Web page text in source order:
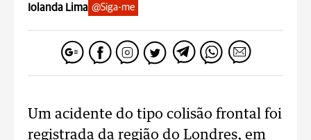
Iolanda Lima @Siga-me
Um acidente do tipo colisão frontal foi
registrada da região do Londres, em